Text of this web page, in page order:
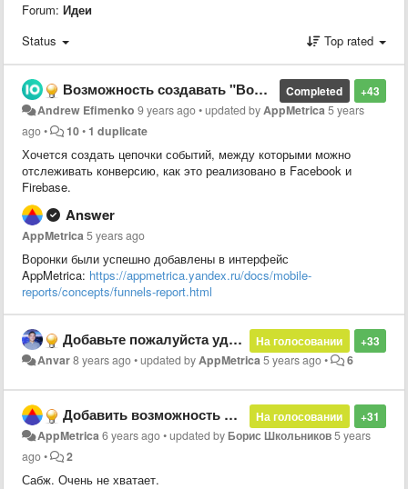
Forum: Идеи
Status
Top rated
+43
Completed
Возможность создавать "Воронки" из нескольких событий
Andrew Efimenko 9 years ago•updated byAppMetrica5 years
ago• 10• 1 duplicate
Хочется создать цепочки событий, между которыми можно
отслеживать конверсию, как это реализовано в Facebook и
Firebase.
Answer
AppMetrica5 years ago
Воронки были успешно добавлены в интерфейс
AppMetrica: https://appmetrica.yandex.ru/docs/mobile-
reports/concepts/funnels-report.html
+33
На голосовании
Добавьте пожалуйста удаление событий (ивентов)
Anvar8 years ago•updated byAppMetrica5 years ago• 6
+31
На голосовании
Добавить возможность передавать изображение в push-уведомлениях на iOS
AppMetrica6 years ago•updated byБорис Школьников5 years
ago• 2
Сабж. Очень не хватает.